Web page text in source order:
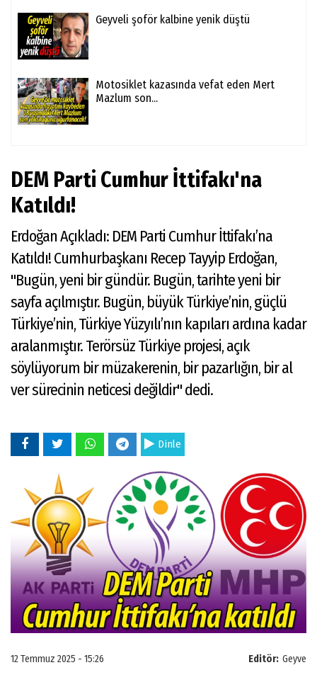
Geyveli şoför kalbine yenik düştü
Motosiklet kazasında vefat eden Mert
Mazlum son...
DEM Parti Cumhur İttifakı'na
Katıldı!
Erdoğan Açıkladı: DEM Parti Cumhur İttifakı’na
Katıldı! Cumhurbaşkanı Recep Tayyip Erdoğan,
"Bugün, yeni bir gündür. Bugün, tarihte yeni bir
sayfa açılmıştır. Bugün, büyük Türkiye’nin, güçlü
Türkiye’nin, Türkiye Yüzyılı’nın kapıları ardına kadar
aralanmıştır. Terörsüz Türkiye projesi, açık
söylüyorum bir müzakerenin, bir pazarlığın, bir al
ver sürecinin neticesi değildir" dedi.
Dinle
Editör: Geyve
12 Temmuz 2025 - 15:26